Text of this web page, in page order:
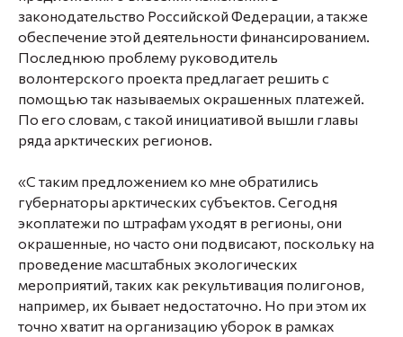
законодательство Российской Федерации, а также
обеспечение этой деятельности финансированием.
Последнюю проблему руководитель
волонтерского проекта предлагает решить с
помощью так называемых окрашенных платежей.
По его словам, с такой инициативой вышли главы
ряда арктических регионов.
«С таким предложением ко мне обратились
губернаторы арктических субъектов. Сегодня
экоплатежи по штрафам уходят в регионы, они
окрашенные, но часто они подвисают, поскольку на
проведение масштабных экологических
мероприятий, таких как рекультивация полигонов,
например, их бывает недостаточно. Но при этом их
точно хватит на организацию уборок в рамках